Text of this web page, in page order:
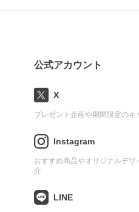
公式アカウント
X
プレゼント企画や期間限定のキ
Instagram
おすすめ商品やオリジナルデザ
介
LINE